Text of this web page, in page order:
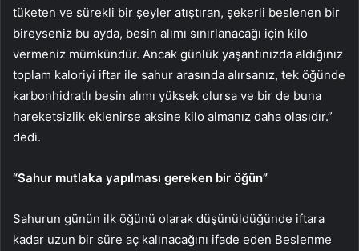
tüketen ve sürekli bir şeyler atıştıran, şekerli beslenen bir
bireyseniz bu ayda, besin alımı sınırlanacağı için kilo
vermeniz mümkündür. Ancak günlük yaşantınızda aldığınız
toplam kaloriyi iftar ile sahur arasında alırsanız, tek öğünde
karbonhidratlı besin alımı yüksek olursa ve bir de buna
hareketsizlik eklenirse aksine kilo almanız daha olasıdır.”
dedi.
“Sahur mutlaka yapılması gereken bir öğün”
Sahurun günün ilk öğünü olarak düşünüldüğünde iftara
kadar uzun bir süre aç kalınacağını ifade eden Beslenme